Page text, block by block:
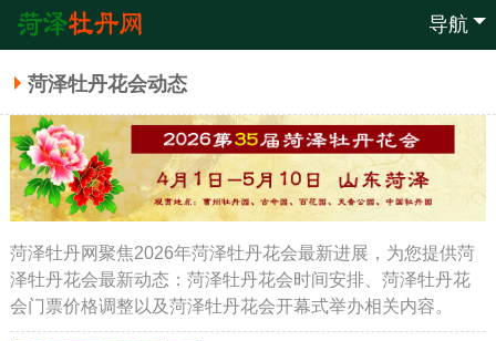
导航
菏泽牡丹花会动态
菏泽牡丹网聚焦2026年菏泽牡丹花会最新进展，为您提供菏
泽牡丹花会最新动态：菏泽牡丹花会时间安排、菏泽牡丹花
会门票价格调整以及菏泽牡丹花会开幕式举办相关内容。